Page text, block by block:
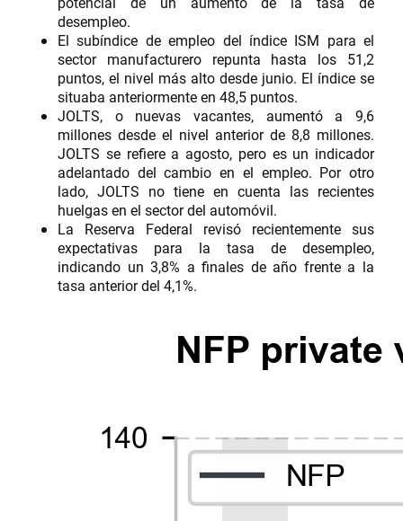
desempleo.
El subíndice de empleo del índice ISM para el
sector manufacturero repunta hasta los 51,2
puntos, el nivel más alto desde junio. El índice se
situaba anteriormente en 48,5 puntos.
JOLTS, o nuevas vacantes, aumentó a 9,6
millones desde el nivel anterior de 8,8 millones.
JOLTS se refiere a agosto, pero es un indicador
adelantado del cambio en el empleo. Por otro
lado, JOLTS no tiene en cuenta las recientes
huelgas en el sector del automóvil.
La Reserva Federal revisó recientemente sus
expectativas para la tasa de desempleo,
indicando un 3,8% a finales de año frente a la
tasa anterior del 4,1%.